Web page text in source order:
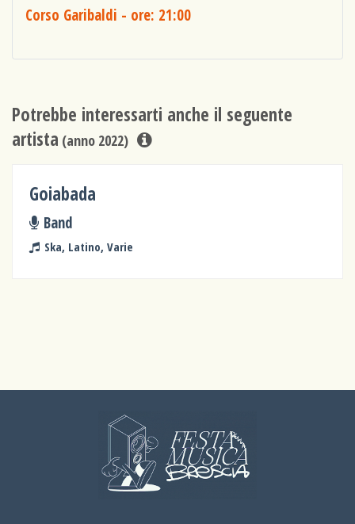
Corso Garibaldi - ore: 21:00
Potrebbe interessarti anche il seguente
artista (anno 2022)
Goiabada
Band
Ska, Latino, Varie